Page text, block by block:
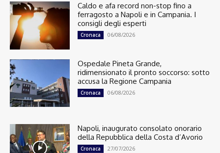
Caldo e afa record non-stop fino a
ferragosto a Napoli e in Campania. I
consigli degli esperti
Cronaca 06/08/2026
Ospedale Pineta Grande,
ridimensionato il pronto soccorso: sotto
accusa la Regione Campania
Cronaca 06/08/2026
Napoli, inaugurato consolato onorario
della Repubblica della Costa d’Avorio
Cronaca 27/07/2026